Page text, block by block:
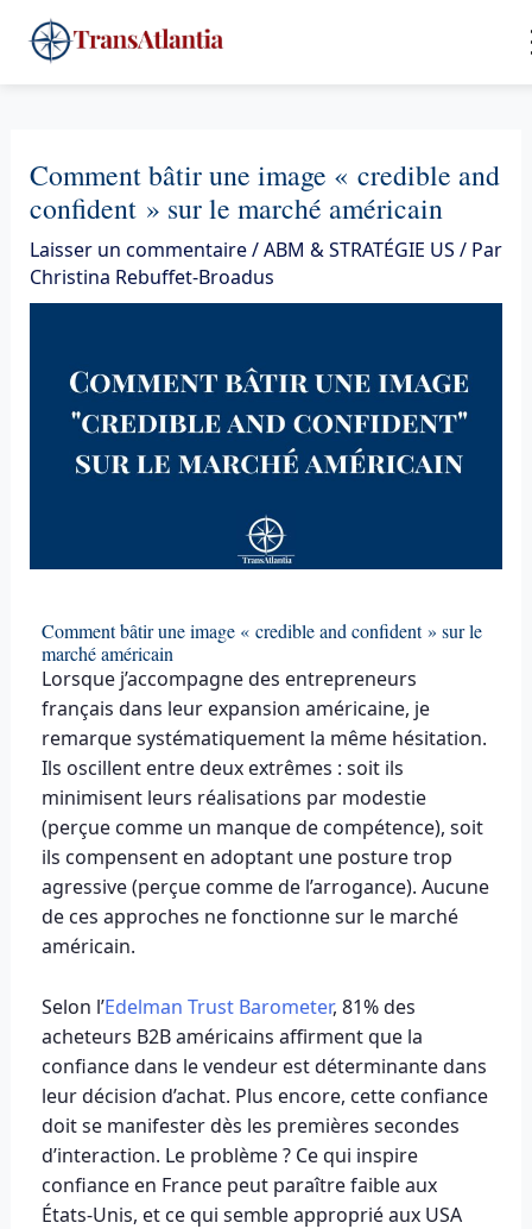
au
contenu
Comment bâtir une image « credible and
confident » sur le marché américain
Laisser un commentaire/ABM & STRATÉGIE US / Par
Christina Rebuffet-Broadus
Comment bâtir une image « credible and confident » sur le
marché américain
Lorsque j’accompagne des entrepreneurs
français dans leur expansion américaine, je
remarque systématiquement la même hésitation.
Ils oscillent entre deux extrêmes : soit ils
minimisent leurs réalisations par modestie
(perçue comme un manque de compétence), soit
ils compensent en adoptant une posture trop
agressive (perçue comme de l’arrogance). Aucune
de ces approches ne fonctionne sur le marché
américain.
Selon l’Edelman Trust Barometer, 81% des
acheteurs B2B américains affirment que la
confiance dans le vendeur est déterminante dans
leur décision d’achat. Plus encore, cette confiance
doit se manifester dès les premières secondes
d’interaction. Le problème ? Ce qui inspire
confiance en France peut paraître faible aux
États-Unis, et ce qui semble approprié aux USA